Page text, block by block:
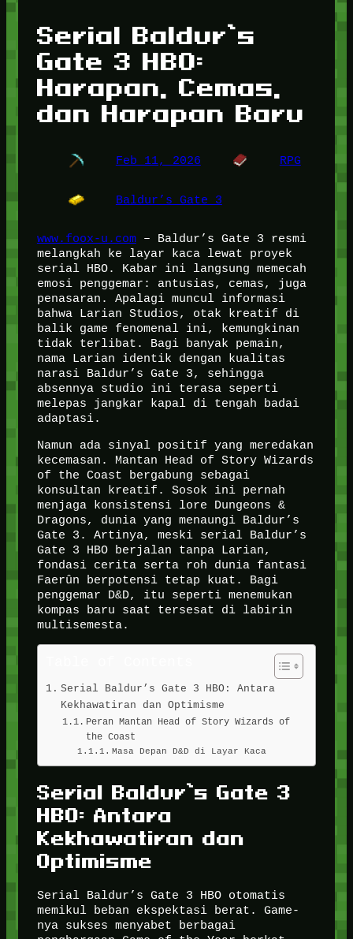
Serial Baldur’s
Gate 3 HBO:
Harapan, Cemas,
dan Harapan Baru
Feb 11, 2026 RPG
Baldur’s Gate 3
www.foox-u.com– Baldur’s Gate 3 resmi
melangkah ke layar kaca lewat proyek
serial HBO. Kabar ini langsung memecah
emosi penggemar: antusias, cemas, juga
penasaran. Apalagi muncul informasi
bahwa Larian Studios, otak kreatif di
balik game fenomenal ini, kemungkinan
tidak terlibat. Bagi banyak pemain,
nama Larian identik dengan kualitas
narasi Baldur’s Gate 3, sehingga
absennya studio ini terasa seperti
melepas jangkar kapal di tengah badai
adaptasi.
Namun ada sinyal positif yang meredakan
kecemasan. Mantan Head of Story Wizards
of the Coast bergabung sebagai
konsultan kreatif. Sosok ini pernah
menjaga konsistensi lore Dungeons &
Dragons, dunia yang menaungi Baldur’s
Gate 3. Artinya, meski serial Baldur’s
Gate 3 HBO berjalan tanpa Larian,
fondasi cerita serta roh dunia fantasi
Faerûn berpotensi tetap kuat. Bagi
penggemar D&D, itu seperti menemukan
kompas baru saat tersesat di labirin
multisemesta.
Serial Baldur’s Gate 3 HBO: Antara
Kekhawatiran dan Optimisme
Peran Mantan Head of Story Wizards of
the Coast
Masa Depan D&D di Layar Kaca
Serial Baldur’s Gate 3
HBO: Antara
Kekhawatiran dan
Optimisme
Serial Baldur’s Gate 3 HBO otomatis
memikul beban ekspektasi berat. Game-
nya sukses menyabet berbagai